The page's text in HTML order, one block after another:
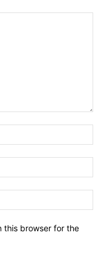
this browser for the